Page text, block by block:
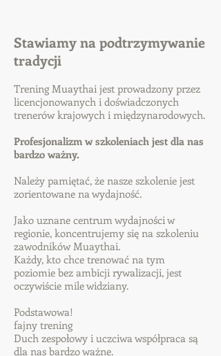
Stawiamy na podtrzymywanie
tradycji
Trening Muaythai jest prowadzony przez
licencjonowanych i doświadczonych
trenerów krajowych i międzynarodowych.
Profesjonalizm w szkoleniach jest dla nas
bardzo ważny.
Należy pamiętać, że nasze szkolenie jest
zorientowane na wydajność.
Jako uznane centrum wydajności w
regionie, koncentrujemy się na szkoleniu
zawodników Muaythai.
Każdy, kto chce trenować na tym
poziomie bez ambicji rywalizacji, jest
oczywiście mile widziany.
Podstawowa!
fajny trening
Duch zespołowy i uczciwa współpraca są
dla nas bardzo ważne.